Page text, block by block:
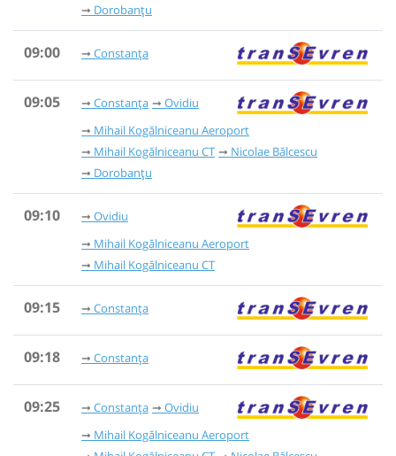
Dorobanțu
09:00 Constanța
09:05 Constanța
Ovidiu
Mihail Kogălniceanu Aeroport
Mihail Kogălniceanu CT
Nicolae Bălcescu
Dorobanțu
09:10
Ovidiu
Mihail Kogălniceanu Aeroport
Mihail Kogălniceanu CT
09:15 Constanța
09:18 Constanța
09:25 Constanța
Ovidiu
Mihail Kogălniceanu Aeroport